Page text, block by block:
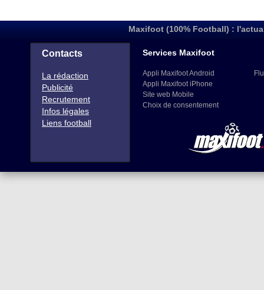
Maxifoot (100% Football) :
Contacts
La rédaction
Publicité
Recrutement
Infos légales
Liens football
Services Maxifoot
Appli Maxifoot Android
Appli Maxifoot iPhone
Site web Mobile
Choix de consentement